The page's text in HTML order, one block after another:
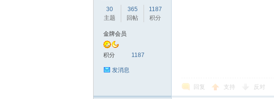
30
主题
365
回帖
1187
积分
金牌会员
积分 1187
发消息
回复 支持 反对